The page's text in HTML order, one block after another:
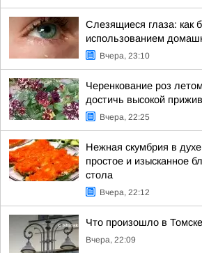
Слезящиеся глаза: как
использованием
Вчера, 23:10
Черенкование роз
достичь высокой
Вчера, 22:25
Нежная скумбрия в
простое и изысканное
стола
Вчера, 22:12
Что произошло в
Вчера, 22:09